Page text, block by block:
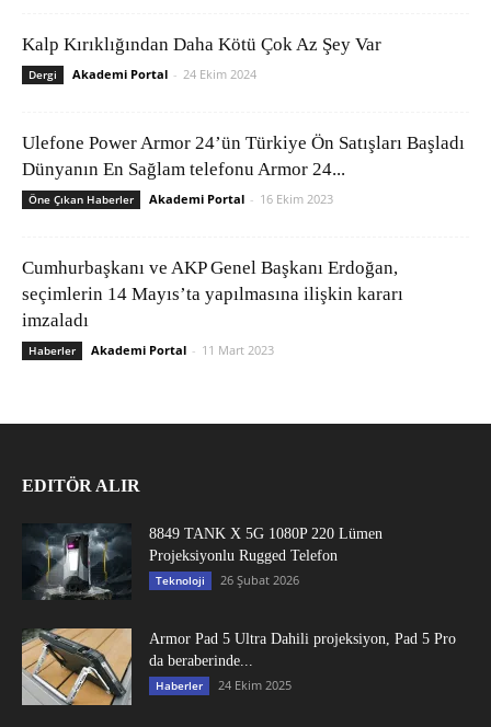
Kalp Kırıklığından Daha Kötü Çok Az Şey Var
Dergi Akademi Portal - 24 Ekim 2024
Ulefone Power Armor 24’ün Türkiye Ön Satışları Başladı
Dünyanın En Sağlam telefonu Armor 24...
Öne Çıkan Haberler Akademi Portal - 16 Ekim 2023
Cumhurbaşkanı ve AKP Genel Başkanı Erdoğan,
seçimlerin 14 Mayıs’ta yapılmasına ilişkin kararı
imzaladı
Haberler Akademi Portal - 11 Mart 2023
EDITÖR ALIR
8849 TANK X 5G 1080P 220 Lümen
Projeksiyonlu Rugged Telefon
Teknoloji 26 Şubat 2026
Armor Pad 5 Ultra Dahili projeksiyon, Pad 5 Pro
da beraberinde...
Haberler 24 Ekim 2025